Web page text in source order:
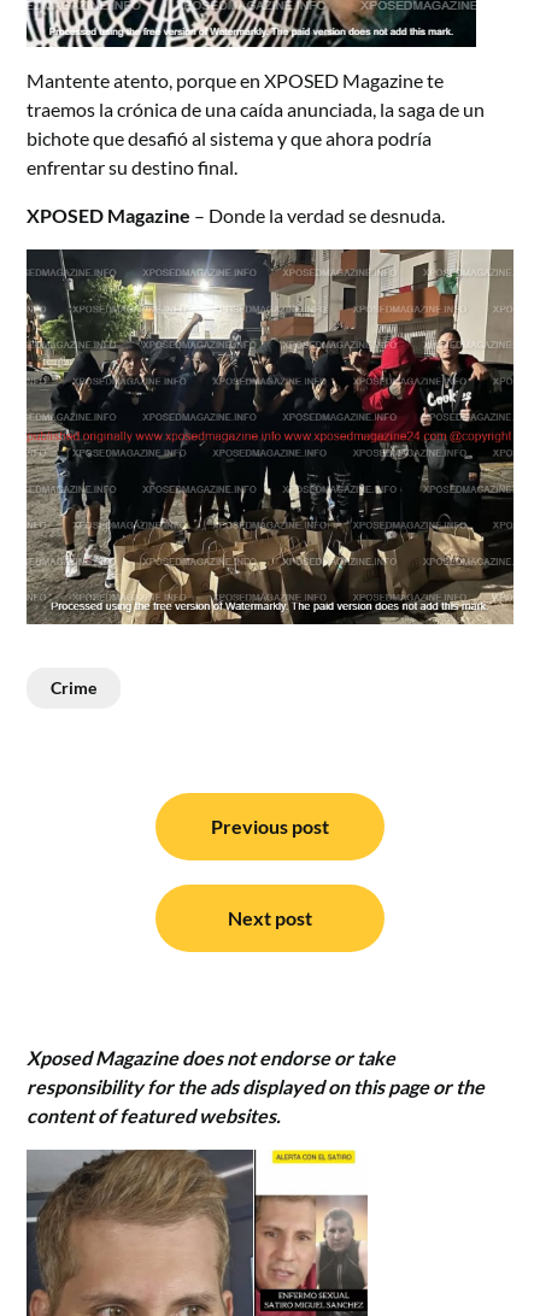
Mantente atento, porque en XPOSED Magazine te
traemos la crónica de una caída anunciada, la saga de un
bichote que desafió al sistema y que ahora podría
enfrentar su destino final.
XPOSED Magazine – Donde la verdad se desnuda.
Crime
navigation
Previous post
Next post
Xposed Magazine does not endorse or take
responsibility for the ads displayed on this page or the
content of featured websites.